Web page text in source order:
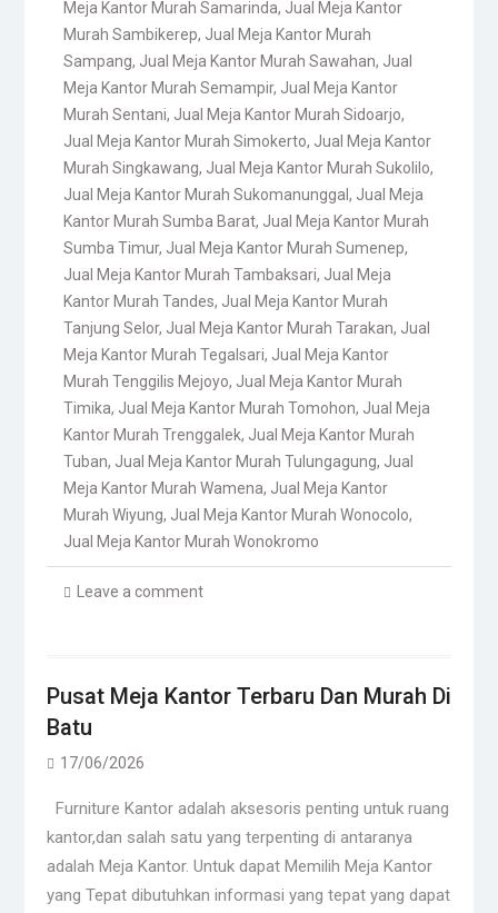
Meja Kantor Murah Samarinda, Jual Meja Kantor
Murah Sambikerep, Jual Meja Kantor Murah
Sampang, Jual Meja Kantor Murah Sawahan, Jual
Meja Kantor Murah Semampir, Jual Meja Kantor
Murah Sentani, Jual Meja Kantor Murah Sidoarjo,
Jual Meja Kantor Murah Simokerto, Jual Meja Kantor
Murah Singkawang, Jual Meja Kantor Murah Sukolilo,
Jual Meja Kantor Murah Sukomanunggal , Jual Meja
Kantor Murah Sumba Barat, Jual Meja Kantor Murah
Sumba Timur, Jual Meja Kantor Murah Sumenep,
Jual Meja Kantor Murah Tambaksari, Jual Meja
Kantor Murah Tandes, Jual Meja Kantor Murah
Tanjung Selor, Jual Meja Kantor Murah Tarakan, Jual
Meja Kantor Murah Tegalsari, Jual Meja Kantor
Murah Tenggilis Mejoyo, Jual Meja Kantor Murah
Timika, Jual Meja Kantor Murah Tomohon, Jual Meja
Kantor Murah Trenggalek, Jual Meja Kantor Murah
Tuban, Jual Meja Kantor Murah Tulungagung, Jual
Meja Kantor Murah Wamena, Jual Meja Kantor
Murah Wiyung, Jual Meja Kantor Murah Wonocolo,
Jual Meja Kantor Murah Wonokromo
Leave a comment
Pusat Meja Kantor Terbaru Dan Murah Di
Batu
17/06/2026
Furniture Kantor adalah aksesoris penting untuk ruang
kantor,dan salah satu yang terpenting di antaranya
adalah Meja Kantor. Untuk dapat Memilih Meja Kantor
yang Tepat dibutuhkan informasi yang tepat yang dapat